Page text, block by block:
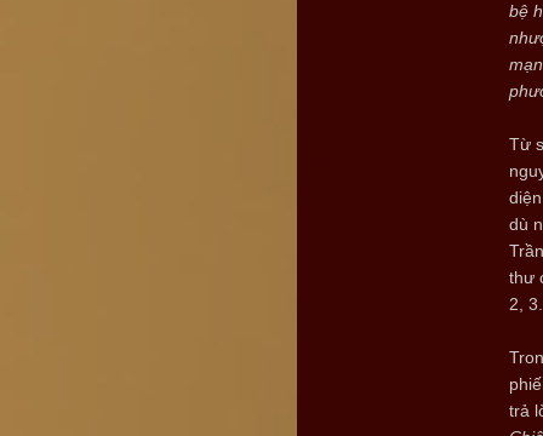
bệ
Từ
dù
thư
2,
trả